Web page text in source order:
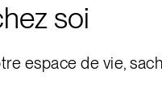
soi
espace de vie,